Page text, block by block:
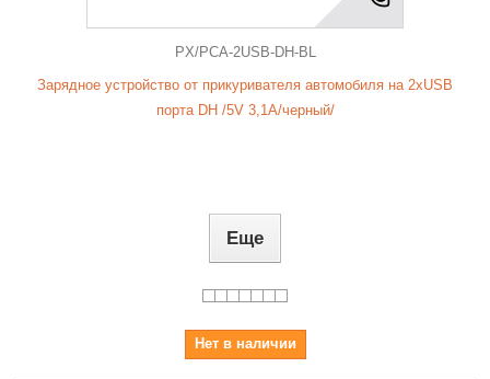
PX/PCA-2USB-DH-BL
Зарядное устройство от прикуривателя автомобиля на 2xUSB
порта DH /5V 3,1A/черный/
Еще
Нет в наличии